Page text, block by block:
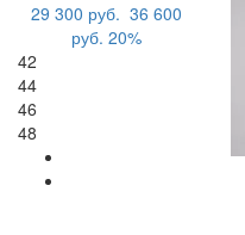
29 300 руб. 36 600
руб. 20%
42
44
46
48